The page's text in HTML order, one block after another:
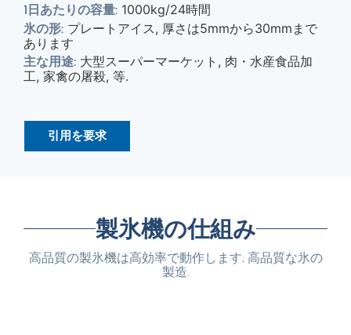
1日あたりの容量: 1000kg/24時間
氷の形: プレートアイス, 厚さは5mmから30mmまで
あります
主な用途: 大型スーパーマーケット, 肉・水産食品加
工, 家禽の屠殺, 等.
引用を要求
製氷機の仕組み
高品質の製氷機は高効率で動作します, 高品質な氷の
製造.